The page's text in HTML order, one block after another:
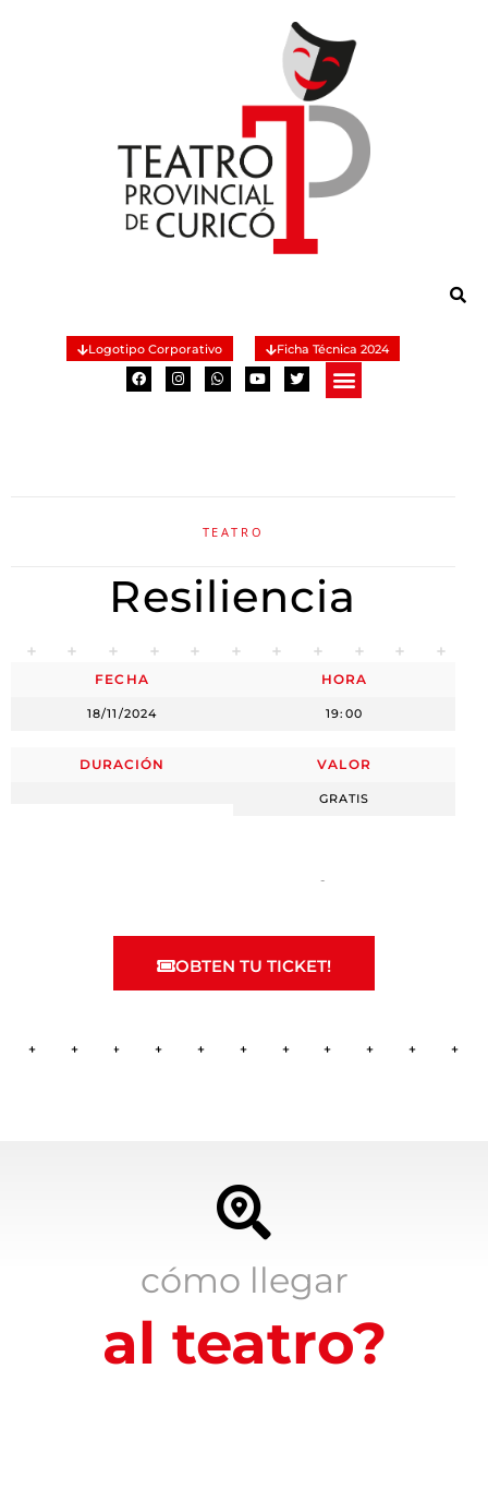
Logotipo Corporativo Ficha Técnica 2024
TEATRO
Resiliencia
FECHA
18/11/2024
HORA
19:00
DURACIÓN VALOR
GRATIS
OBTEN TU TICKET!
cómo llegar
al teatro?